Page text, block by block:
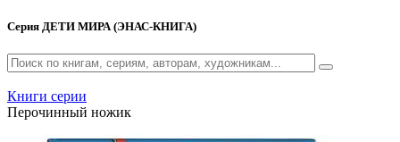
Серия ДЕТИ МИРА (ЭНАС-КНИГА)
Книги серии
Перочинный ножик